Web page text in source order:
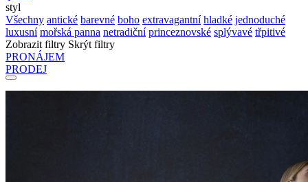
styl
Všechny antické barevné boho extravagantní hladké jednoduché
luxusní mořská panna netradiční princeznovské splývavé třpitivé
Zobrazit filtry Skrýt filtry
PRONÁJEM
PRODEJ